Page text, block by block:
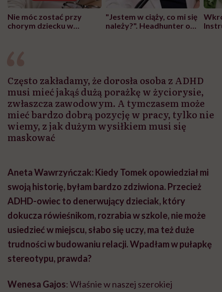
Nie móc zostać przy
chorym dziecku w
"Jestem w ciąży, co mi się
należy?". Headhunter o
Często zakładamy, że dorosła osoba z ADHD
musi mieć jakąś dużą porażkę w życiorysie,
zwłaszcza zawodowym. A tymczasem może
mieć bardzo dobrą pozycję w pracy, tylko nie
wiemy, z jak dużym wysiłkiem musi się
maskować
Aneta Wawrzyńczak: Kiedy Tomek opowiedział mi
swoją historię, byłam bardzo zdziwiona. Przecież
ADHD-owiec to denerwujący dzieciak, który
dokucza rówieśnikom, rozrabia w szkole, nie może
usiedzieć w miejscu, słabo się uczy, ma też duże
trudności w budowaniu relacji. Wpadłam w pułapkę
stereotypu, prawda?
Wenesa Gajos: Właśnie w naszej szerokiej